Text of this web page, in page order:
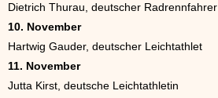
Dietrich Thurau, deutscher Radrennfahrer
10. November
Hartwig Gauder, deutscher Leichtathlet
11. November
Jutta Kirst, deutsche Leichtathletin